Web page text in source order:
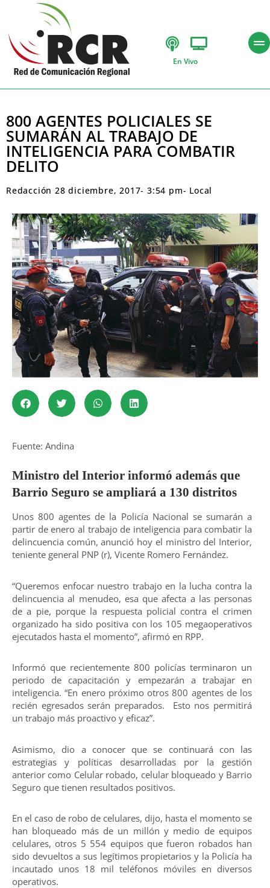
En Vivo
800 AGENTES POLICIALES SE
SUMARÁN AL TRABAJO DE
INTELIGENCIA PARA COMBATIR
DELITO
Redacción 28 diciembre, 2017- 3:54 pm- Local
Fuente: Andina
Ministro del Interior informó además que
Barrio Seguro se ampliará a 130 distritos
Unos 800 agentes de la Policía Nacional se sumarán a
partir de enero al trabajo de inteligencia para combatir la
delincuencia común, anunció hoy el ministro del Interior,
teniente general PNP (r), Vicente Romero Fernández.
“Queremos enfocar nuestro trabajo en la lucha contra la
delincuencia al menudeo, esa que afecta a las personas
de a pie, porque la respuesta policial contra el crimen
organizado ha sido positiva con los 105 megaoperativos
ejecutados hasta el momento”, afirmó en RPP.
Informó que recientemente 800 policías terminaron un
periodo de capacitación y empezarán a trabajar en
inteligencia. “En enero próximo otros 800 agentes de los
recién egresados serán preparados. Esto nos permitirá
un trabajo más proactivo y eficaz”.
Asimismo, dio a conocer que se continuará con las
estrategias y políticas desarrolladas por la gestión
anterior como Celular robado, celular bloqueado y Barrio
Seguro que tienen resultados positivos.
En el caso de robo de celulares, dijo, hasta el momento se
han bloqueado más de un millón y medio de equipos
celulares, otros 5 554 equipos que fueron robados han
sido devueltos a sus legítimos propietarios y la Policía ha
incautado unos 18 mil teléfonos móviles en diversos
operativos.